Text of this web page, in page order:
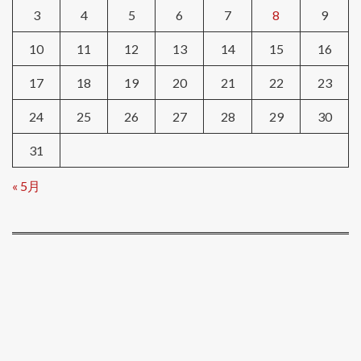
3 4 5 6 7 8 9
10 11 12 13 14 15 16
17 18 19 20 21 22 23
24 25 26 27 28 29 30
31
« 5月